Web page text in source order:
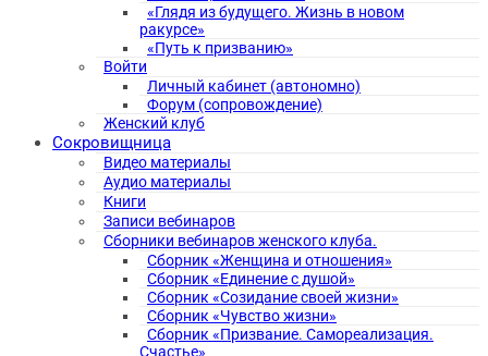
«Глядя из будущего. Жизнь в новом
ракурсе»
«Путь к призванию»
Войти
Личный кабинет (автономно)
Форум (сопровождение)
Женский клуб
Сокровищница
Видео материалы
Аудио материалы
Книги
Записи вебинаров
Сборники вебинаров женского клуба.
Сборник «Женщина и отношения»
Сборник «Единение с душой»
Сборник «Созидание своей жизни»
Сборник «Чувство жизни»
Сборник «Призвание. Самореализация.
Счастье»